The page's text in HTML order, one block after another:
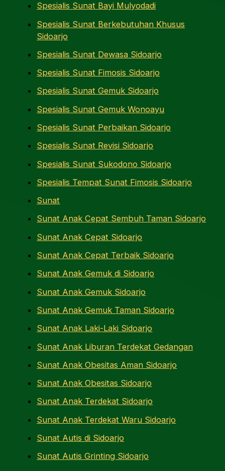
Spesialis Sunat Bayi Mulyodadi
Spesialis Sunat Berkebutuhan Khusus
Sidoarjo
Spesialis Sunat Dewasa Sidoarjo
Spesialis Sunat Fimosis Sidoarjo
Spesialis Sunat Gemuk Sidoarjo
Spesialis Sunat Gemuk Wonoayu
Spesialis Sunat Perbaikan Sidoarjo
Spesialis Sunat Revisi Sidoarjo
Spesialis Sunat Sukodono Sidoarjo
Spesialis Tempat Sunat Fimosis Sidoarjo
Sunat
Sunat Anak Cepat Sembuh Taman Sidoarjo
Sunat Anak Cepat Sidoarjo
Sunat Anak Cepat Terbaik Sidoarjo
Sunat Anak Gemuk di Sidoarjo
Sunat Anak Gemuk Sidoarjo
Sunat Anak Gemuk Taman Sidoarjo
Sunat Anak Laki-Laki Sidoarjo
Sunat Anak Liburan Terdekat Gedangan
Sunat Anak Obesitas Aman Sidoarjo
Sunat Anak Obesitas Sidoarjo
Sunat Anak Terdekat Sidoarjo
Sunat Anak Terdekat Waru Sidoarjo
Sunat Autis di Sidoarjo
Sunat Autis Grinting Sidoarjo